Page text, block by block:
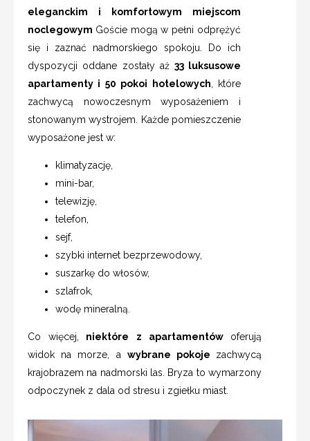
eleganckim i komfortowym miejscom
noclegowym Goście mogą w pełni odprężyć
się i zaznać nadmorskiego spokoju. Do ich
dyspozycji oddane zostały aż 33 luksusowe
apartamenty i 50 pokoi hotelowych , które
zachwycą nowoczesnym wyposażeniem i
stonowanym wystrojem. Każde pomieszczenie
wyposażone jest w:
klimatyzację,
mini-bar,
telewizję,
telefon,
sejf,
szybki internet bezprzewodowy,
suszarkę do włosów,
szlafrok,
wodę mineralną.
Co więcej, niektóre z apartamentów oferują
widok na morze, a wybrane pokoje zachwycą
krajobrazem na nadmorski las. Bryza to wymarzony
odpoczynek z dala od stresu i zgiełku miast.